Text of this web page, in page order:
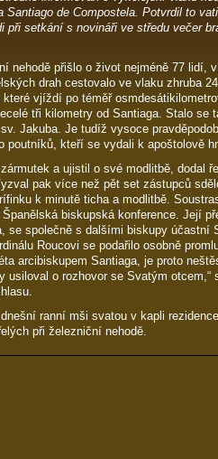
Santiago de Compostela. Potvrdil to
při setkání s novináři ve středu večer
nehodě přišlo o život nejméně 77 lidí,
drah cestovalo ve vlaku zhruba
vjíždí po téměř
tři kilometry od Santiaga. Stalo se
Jakuba. Je tudíž vysoce
poutníků, kteří se vydali k apoštolově
a ujistil o své modlitbě, dodal
pak více než pět set zástupců
k minutě ticha a modlitbě.
biskupská konference. Její
se společně s dalšími biskupy účastní
Roucovi se podařilo osobně
arcibiskupem Santiaga, je proto
usiloval o rozhovor se Svatým otcem,“
ranní mši svatou v kapli
při železniční nehodě.